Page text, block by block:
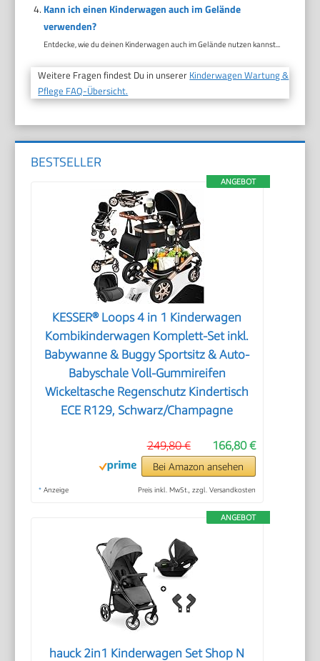
Kann ich einen Kinderwagen auch im Gelände
verwenden?
Entdecke, wie du deinen Kinderwagen auch im Gelände nutzen kannst...
Weitere Fragen findest Du in unserer Kinderwagen Wartung &
Pflege FAQ-Übersicht.
BESTSELLER
ANGEBOT
KESSER® Loops 4 in 1 Kinderwagen
Kombikinderwagen Komplett-Set inkl.
Babywanne & Buggy Sportsitz & Auto-
Babyschale Voll-Gummireifen
Wickeltasche Regenschutz Kindertisch
ECE R129, Schwarz/Champagne
166,80 €
249,80 €
Bei Amazon ansehen
* Anzeige Preis inkl. MwSt., zzgl. Versandkosten
ANGEBOT
hauck 2in1 Kinderwagen Set Shop N